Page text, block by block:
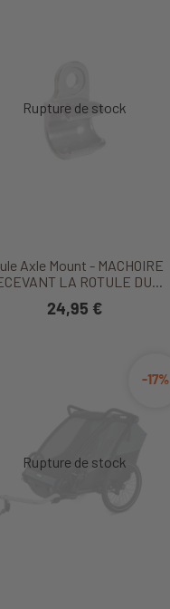
Axle Mount - MACHOIRE
LA ROTULE DU...
24,95 €
-17%